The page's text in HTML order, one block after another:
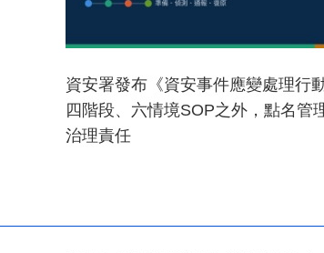
資安署發布《資安事件應變處理行
四階段、六情境SOP之外，點名管
治理責任